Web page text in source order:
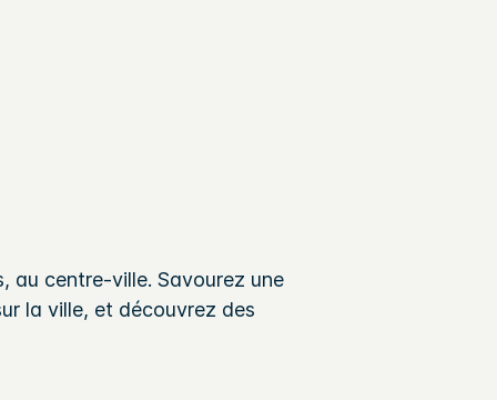
au centre-ville. Savourez une
la ville, et découvrez des